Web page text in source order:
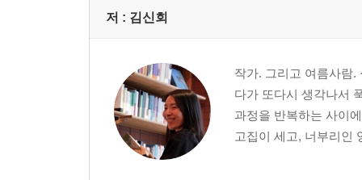
#3_산책하기 좋은 날
여자들의 피크닉 도시락 -오니기리
한밤중의 산책 편의점 -오뎅
내가 편애하는 동네 -델리세트
[Tokyo Sweets 03] 아사쿠사 간식 <센베 & 아게만
저 : 김신회
작가. 그리고 여름사람.
다가 또다시 생각나서
과정을 반복하는 사이
고집이 세고, 너부리인